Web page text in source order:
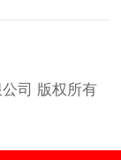
司 版权所有